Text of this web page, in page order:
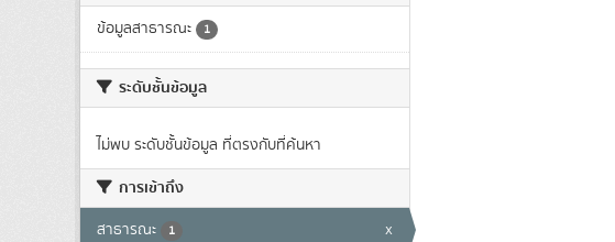
ข้อมูลสาธารณะ 1
ระดับชั้นข้อมูล
ไม่พบ ระดับชั้นข้อมูล ที่ตรงกับที่ค้นหา
การเข้าถึง
สาธารณะ 1 x